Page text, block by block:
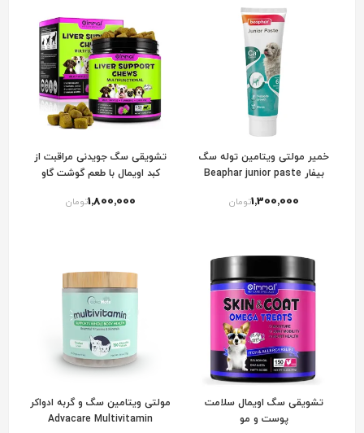
خمیر مولتی ویتامین توله سگ
بیفار Beaphar junior paste
1٬300٬000تومان
تشویقی سگ جویدنی مراقبت از
کبد اویمال با طعم گوشت گاو
Chews with Beef
1٬800٬000تومان
تشویقی سگ اویمال سلامت
پوست و مو
مولتی ویتامین سگ و گربه ادواکر
Advacare Multivitamin